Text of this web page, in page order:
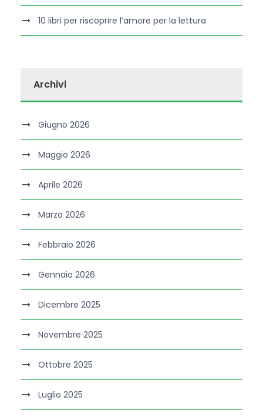
10 libri per riscoprire l’amore per la lettura
Archivi
Giugno 2026
Maggio 2026
Aprile 2026
Marzo 2026
Febbraio 2026
Gennaio 2026
Dicembre 2025
Novembre 2025
Ottobre 2025
Luglio 2025